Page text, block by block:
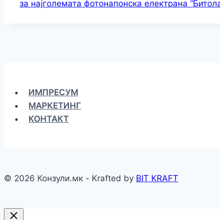
за најголемата фотонапонска електрана
ИМПРЕСУМ
МАРКЕТИНГ
КОНТАКТ
© 2026 Конзули.мк - Krafted by BIT KRAFT